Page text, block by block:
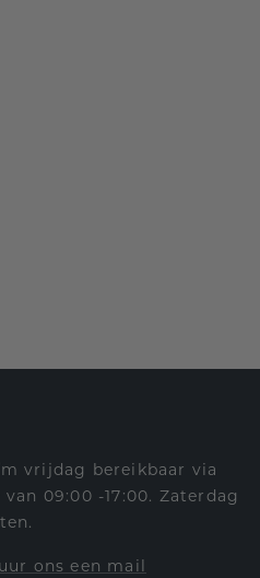
vrijdag bereikbaar via
09:00 -17:00. Zaterdag
ons een mail